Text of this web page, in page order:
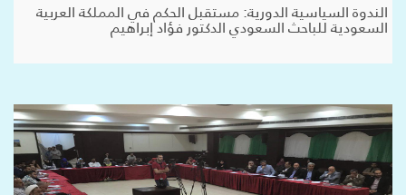
الندوة السياسية الدورية: مستقبل الحكم في المملكة العربية
السعودية للباحث السعودي الدكتور فؤاد إبراهيم